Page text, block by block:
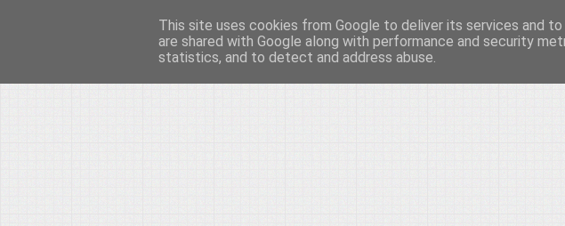
Το μεγαλείο των Τεχνών...
Είμαστε πάντα εδώ για να μιλάμε για τον πολιτισμό, σε
This site uses cookies from Google to deliver its services and
are shared with Google along with performance and security
statistics, and to detect and address abuse.